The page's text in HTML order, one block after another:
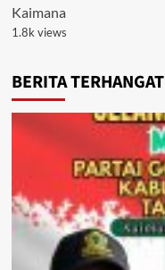
Kaimana
1.8k views
BERITA TERHANGAT